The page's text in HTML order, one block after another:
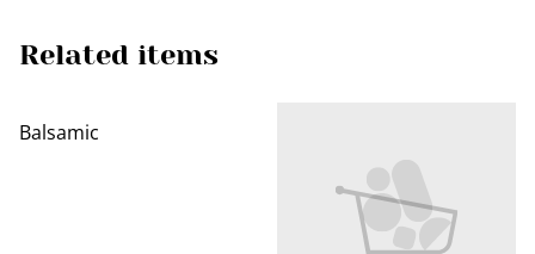
Related items
Balsamic